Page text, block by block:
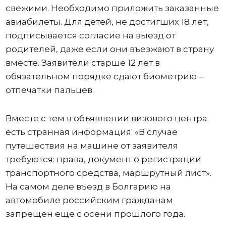
свежими. Необходимо приложить заказанные
авиабилеты. Для детей, не достигших 18 лет,
подписывается согласие на выезд от
родителей, даже если они въезжают в страну
вместе. Заявители старше 12 лет в
обязательном порядке сдают биометрию –
отпечатки пальцев.
Вместе с тем в объявлении визового центра
есть странная информация: «В случае
путешествия на машине от заявителя
требуются: права, документ о регистрации
транспортного средства, маршрутный лист».
На самом деле въезд в Болгарию на
автомобиле российским гражданам
запрещен еще с осени прошлого года.